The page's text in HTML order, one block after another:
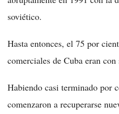
soviético.
Hasta entonces, el 75 por
comerciales de Cuba eran
Habiendo casi terminado por
comenzaron a recuperarse